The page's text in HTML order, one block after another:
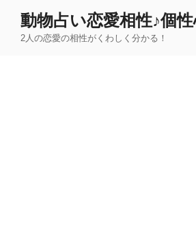
動物占い恋愛相性♪個
2人の恋愛の相性がくわしく分かる！